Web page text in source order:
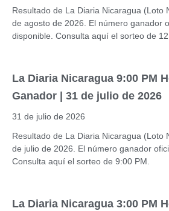
Resultado de La Diaria Nicaragua (Loto
de agosto de 2026. El número ganador
disponible. Consulta aquí el sorteo de
La Diaria Nicaragua 9:00 PM
Ganador | 31 de julio de 2026
31 de julio de 2026
Resultado de La Diaria Nicaragua (Loto
de julio de 2026. El número ganador
Consulta aquí el sorteo de 9:00 PM.
La Diaria Nicaragua 3:00 PM